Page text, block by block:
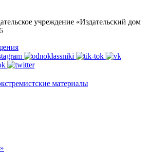
учреждение «Издательский дом
материалы